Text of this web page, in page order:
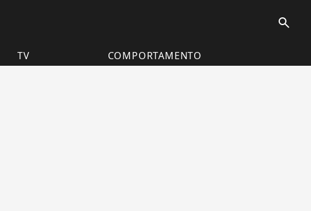
search
TV COMPORTAMENTO